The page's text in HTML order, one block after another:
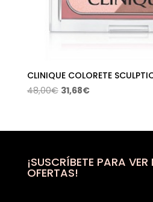
CLINIQUE COLORETE
48,00€ El
era:
31,68€El
es:
¡SUSCRÍBETE PARA VER
OFERTAS!